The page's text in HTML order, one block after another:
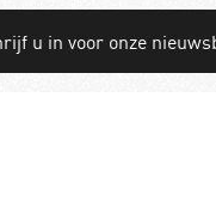
u in voor onze